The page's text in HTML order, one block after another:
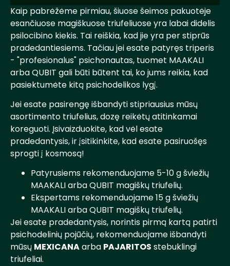
Kaip pabrėžėme pirmiau, šiuose šeimos pakuotėje
esančiuose magiškuose triufeliuose yra labai didelis
psilocibino kiekis. Tai reiškia, kad jie yra per stiprūs
pradedantiesiems. Tačiau jei esate patyręs triperis
- "profesionalus" psichonautas, tuomet MAAKALI
arba QUBIT gali būti būtent tai, ko jums reikia, kad
pasiektumėte kitą psichodelikos lygį.
Jei esate pasirengę išbandyti stipriausius mūsų
asortimento triufelius, dozę reikėtų atitinkamai
koreguoti. Įsivaizduokite, kad vėl esate
pradedantysis, ir įsitikinkite, kad esate pasiruošęs
sprogti į kosmosą!
Patyrusiems rekomenduojame 5-10 g šviežių
MAAKALI arba QUBIT magiškų triufelių.
Ekspertams rekomenduojame 15 g šviežių
MAAKALI arba QUBIT magiškų triufelių.
Jei esate pradedantysis, norintis pirmą kartą patirti
psichodelinių pojūčių, rekomenduojame išbandyti
mūsų MEXICANAarba PAJARITOS stebuklingi
triufeliai.